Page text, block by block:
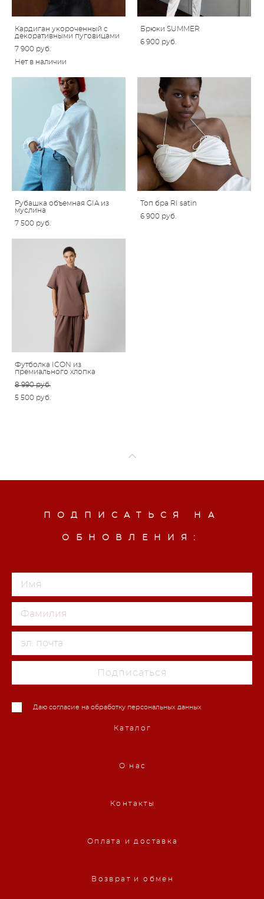
Кардиган укороченный с
декоративными пуговицами
7 900 pуб.
Нет в наличии
Брюки SUMMER
6 900 pуб.
Рубашка объемная GIA из
муслина
7 500 pуб.
Топ бра RI satin
6 900 pуб.
Футболка ICON из
премиального хлопка
8 990 pуб.
5 500 pуб.
ПОДПИСАТЬСЯ НА
ОБНОВЛЕНИЯ:
Подписаться
Даю согласие на обработку персональных данных
Каталог
О нас
Контакты
Оплата и доставка
Возврат и обмен